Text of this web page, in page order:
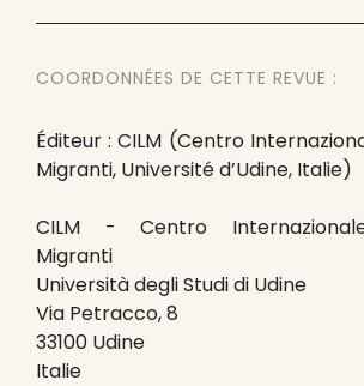
COORDONNÉES DE CETTE REVUE :
Éditeur : CILM (Centro
Migranti, Université d’Udine, Italie)
CILM - Centro
Migranti
Università degli Studi di Udine
Via Petracco, 8
33100 Udine
Italie